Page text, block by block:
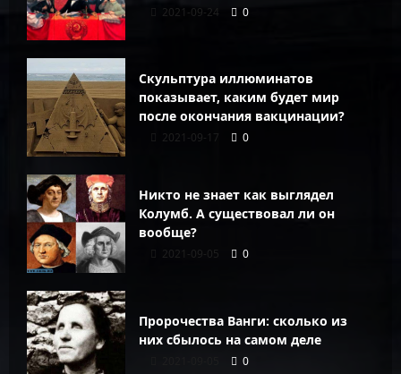
2021-09-24 0
Скульптура иллюминатов
показывает, каким будет мир
после окончания вакцинации?
2021-09-17 0
Никто не знает как выглядел
Колумб. А существовал ли он
вообще?
2021-09-05 0
Пророчества Ванги: сколько из
них сбылось на самом деле
0